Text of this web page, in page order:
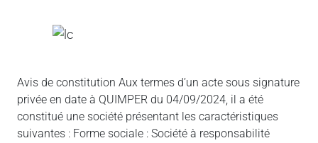
Avis de constitution Aux termes d’un acte sous signature
privée en date à QUIMPER du 04/09/2024, il a été
constitué une société présentant les caractéristiques
suivantes : Forme sociale : Société à responsabilité